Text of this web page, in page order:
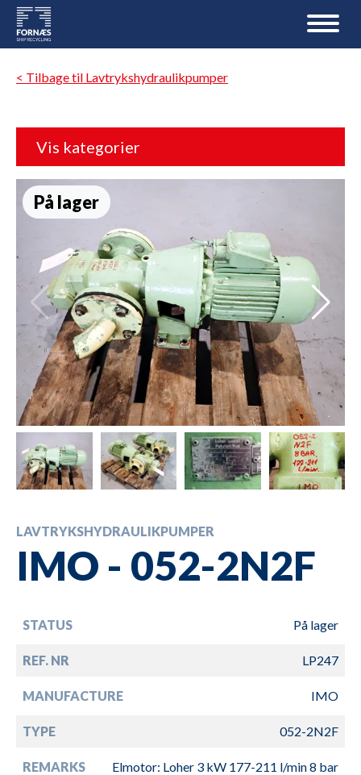
< Tilbage til Lavtrykshydraulikpumper
Vis kategorier
På lager
LAVTRYKSHYDRAULIKPUMPER
IMO - 052-2N2F
STATUS På lager
REF. NR LP247
MANUFACTURE IMO
TYPE 052-2N2F
REMARKS Elmotor: Loher 3 kW 177-211 l/min 8 bar